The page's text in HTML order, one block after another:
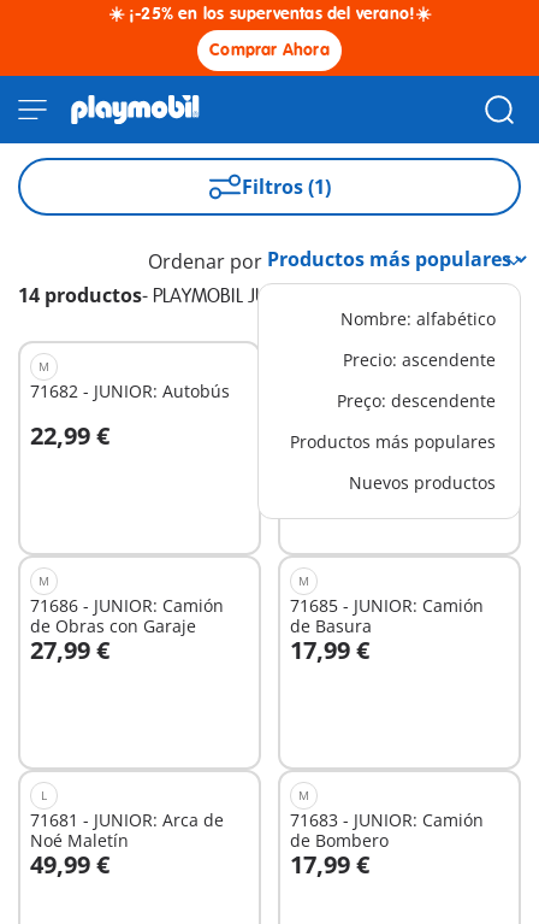
☀️ ¡-25% en los superventas del verano!☀️
Comprar Ahora
Filtros (1)
14 productos- PLAYMOBIL JUNIOR
Ordenar por
Nombre: alfabético
Precio: ascendente
Preço: descendente
Productos más populares
Nuevos productos
M
71682 - JUNIOR: Autobús
22,99 €
A la cesta
71691 - JUNIOR: Puesto
ecológico y carretilla
elevadora
29,99 €
A la cesta
M
71686 - JUNIOR: Camión
de Obras con Garaje
27,99 €
A la cesta
M
71685 - JUNIOR: Camión
de Basura
17,99 €
A la cesta
L
71681 - JUNIOR: Arca de
Noé Maletín
49,99 €
A la cesta
M
71683 - JUNIOR: Camión
de Bombero
17,99 €
A la cesta